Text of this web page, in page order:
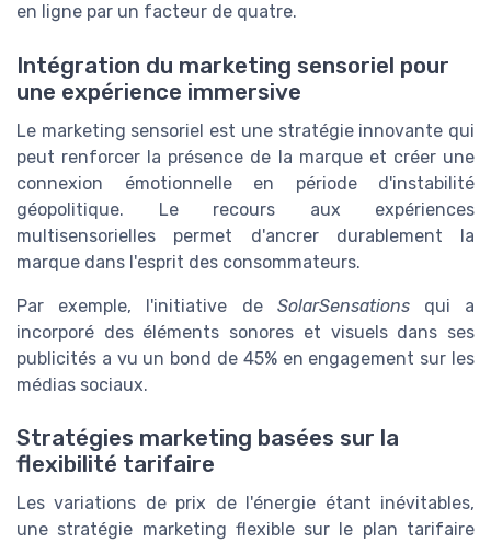
en ligne par un facteur de quatre.
Intégration du marketing sensoriel pour
une expérience immersive
Le marketing sensoriel est une stratégie innovante qui
peut renforcer la présence de la marque et créer une
connexion émotionnelle en période d'instabilité
géopolitique. Le recours aux expériences
multisensorielles permet d'ancrer durablement la
marque dans l'esprit des consommateurs.
Par exemple, l'initiative de SolarSensationsqui a
incorporé des éléments sonores et visuels dans ses
publicités a vu un bond de 45% en engagement sur les
médias sociaux.
Stratégies marketing basées sur la
flexibilité tarifaire
Les variations de prix de l'énergie étant inévitables,
une stratégie marketing flexible sur le plan tarifaire